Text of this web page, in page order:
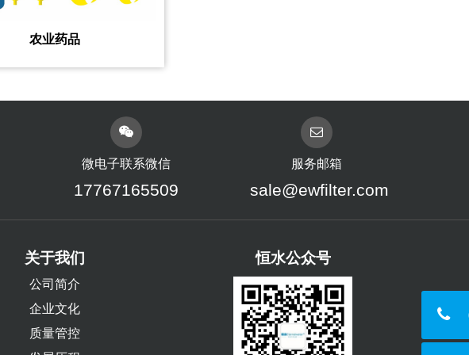
农业药品
微电子联系微信
17767165509
服务邮箱
sale@ewfilter.com
关于我们
公司简介
企业文化
质量管控
恒水公众号